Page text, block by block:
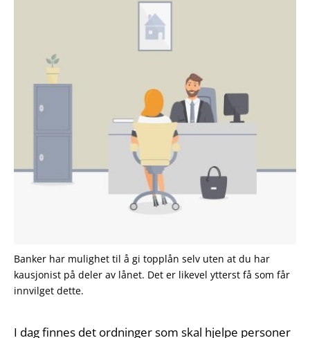
Banker har mulighet til å gi topplån selv uten at du har
kausjonist på deler av lånet. Det er likevel ytterst få som får
innvilget dette.
I dag finnes det ordninger som skal hjelpe personer